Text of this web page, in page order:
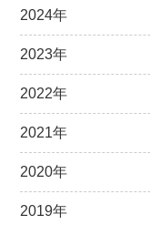
2024年
2023年
2022年
2021年
2020年
2019年